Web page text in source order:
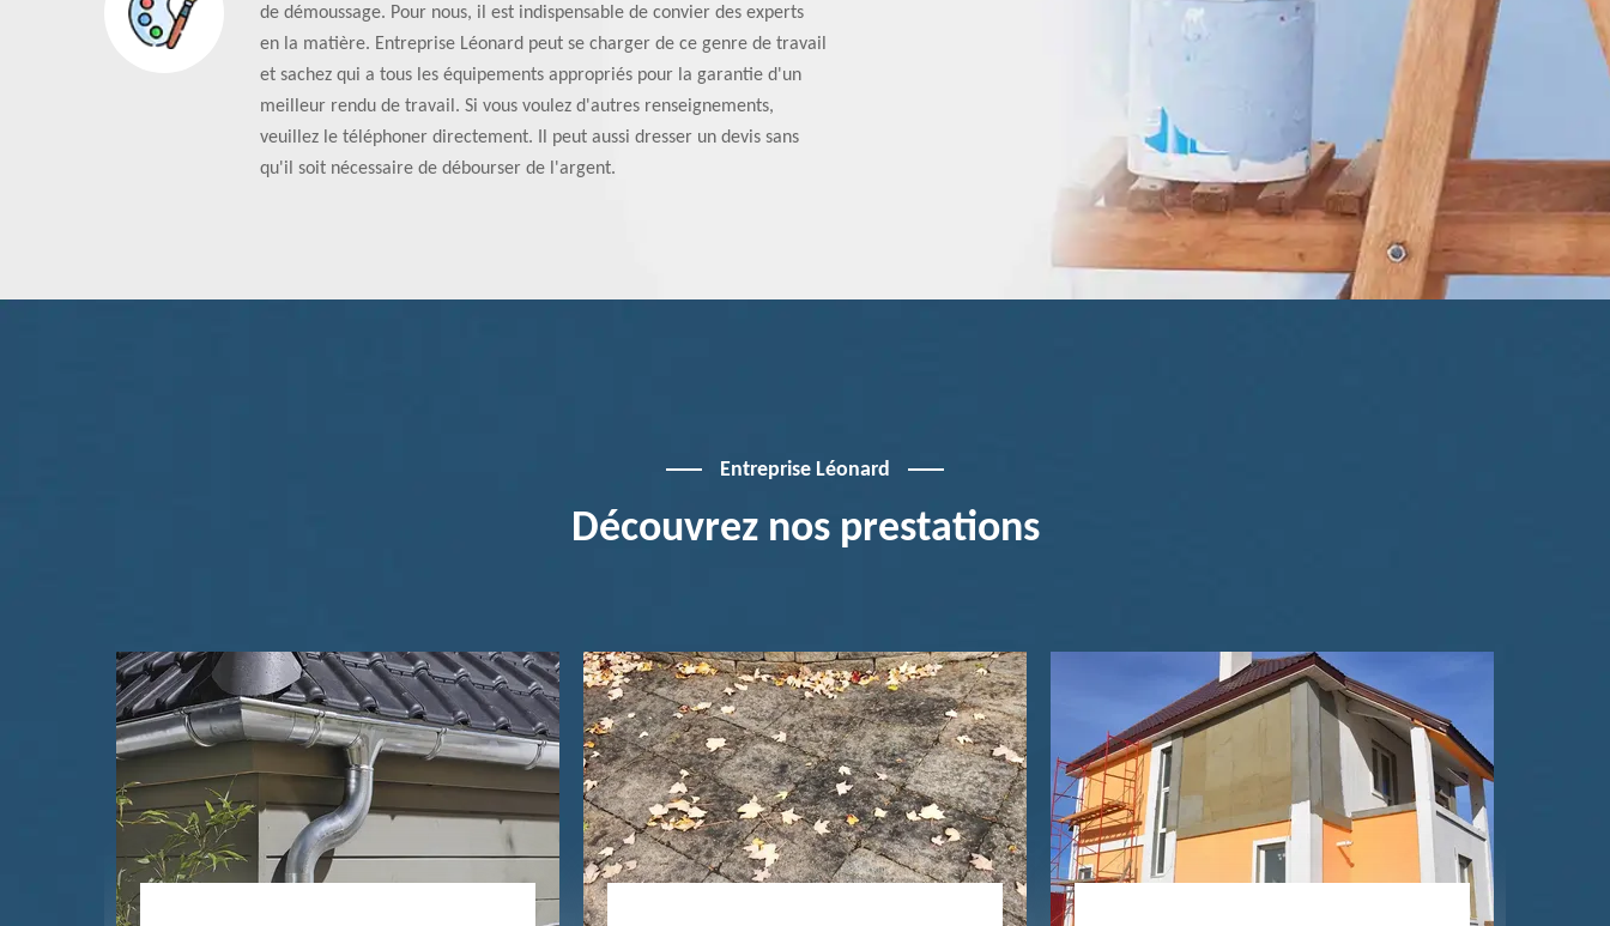
de démoussage. Pour nous, il est indispensable de convier des experts
en la matière. Entreprise Léonard peut se charger de ce genre de travail
et sachez qui a tous les équipements appropriés pour la garantie d'un
meilleur rendu de travail. Si vous voulez d'autres renseignements,
veuillez le téléphoner directement. Il peut aussi dresser un devis sans
qu'il soit nécessaire de débourser de l'argent.
Entreprise Léonard
Découvrez nos prestations